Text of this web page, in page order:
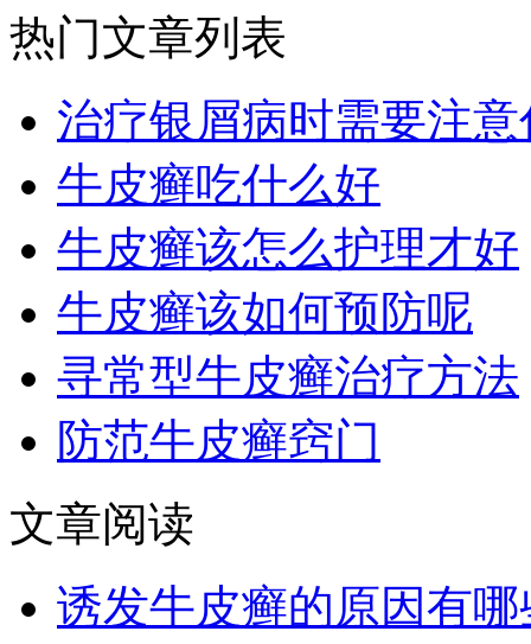
热门文章列表
治疗银屑病时需要注意
牛皮癣吃什么好
牛皮癣该怎么护理才好
牛皮癣该如何预防呢
寻常型牛皮癣治疗方法
防范牛皮癣窍门
文章阅读
诱发牛皮癣的原因有哪